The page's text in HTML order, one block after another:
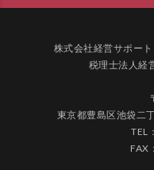
株式会社経営サポー
税理士法人経
東京都豊島区池袋二
TEL
FAX